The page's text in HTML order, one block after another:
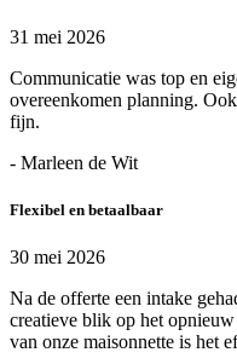
31 mei 2026
Communicatie was top en
overeenkomen planning.
fijn.
- Marleen de Wit
Flexibel en betaalbaar
30 mei 2026
Na de offerte een intake
creatieve blik op het
van onze maisonnette is het